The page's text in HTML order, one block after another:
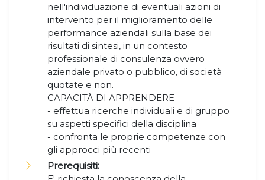
nell'individuazione di eventuali azioni di
intervento per il miglioramento delle
performance aziendali sulla base dei
risultati di sintesi, in un contesto
professionale di consulenza ovvero
aziendale privato o pubblico, di società
quotate e non.
CAPACITÀ DI APPRENDERE
- effettua ricerche individuali e di gruppo
su aspetti specifici della disciplina
- confronta le proprie competenze con
gli approcci più recenti
Prerequisiti: